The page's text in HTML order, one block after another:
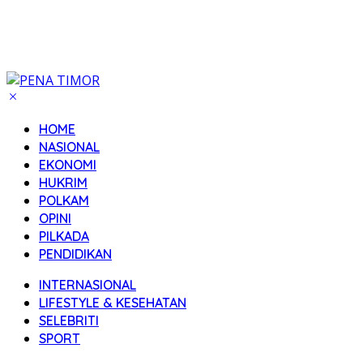
HOME
NASIONAL
EKONOMI
HUKRIM
POLKAM
OPINI
PILKADA
PENDIDIKAN
INTERNASIONAL
LIFESTYLE & KESEHATAN
SELEBRITI
SPORT